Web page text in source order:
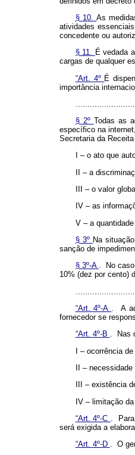
§ 10.As
atividades
concedente ou
§ 11. É vedada
cargas de qualquer
“Art. 4º É
importância
§ 2º Todas as
específico na
Secretaria da
I – o ato que
II – a
III – o valor
IV – as
V – a
§ 3º Na
sanção de
§ 3º-A . No caso
10% (dez por cento)
“Art. 4º-A . A
fornecedor se
“Art. 4º-B . Nas
I – ocorrência
II –
III – existência
IV – limitação
“Art. 4º-C . Para
será exigida a
“Art. 4º-D . O